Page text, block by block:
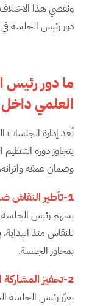
ويُفضي هذا الاختلاف
دور رئيس الجلسة في
ما دور رئيس
العلمي داخل
تُعد إدارة الجلسات
يتجاوز دوره
وضمان عمقه
1-تأطير النقاش ضمن سياق علمي واضح
يسهم رئيس الجلسة
للنقاش منذ
بمحاور الجلسة.
2-تحفيز المشاركة المتوازنة
يعزّز رئيس الجلسة